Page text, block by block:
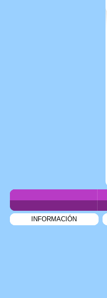
INFORMACIÓN